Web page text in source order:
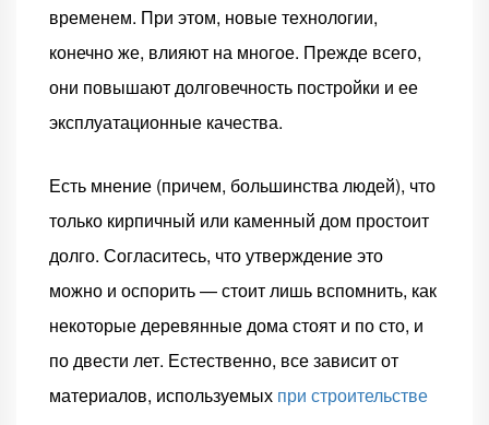
временем. При этом, новые технологии,
конечно же, влияют на многое. Прежде всего,
они повышают долговечность постройки и ее
эксплуатационные качества.
Есть мнение (причем, большинства людей), что
только кирпичный или каменный дом простоит
долго. Согласитесь, что утверждение это
можно и оспорить — стоит лишь вспомнить, как
некоторые деревянные дома стоят и по сто, и
по двести лет. Естественно, все зависит от
материалов, используемых при строительстве